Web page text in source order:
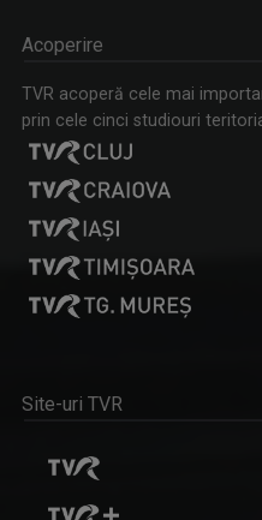
Acoperire
TVR acoperă cele mai
prin cele cinci studiouri
Site-uri TVR